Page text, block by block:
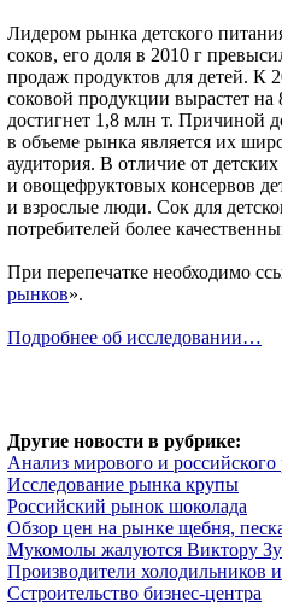
Лидером рынка детского
соков, его доля в 2010 г
продаж продуктов для детей. К
соковой продукции вырастет
достигнет 1,8 млн т. Причиной
в объеме рынка является их
аудитория. В отличие от
и овощефруктовых консервов
и взрослые люди. Сок для
потребителей более
При перепечатке необходимо
рынков».
Подробнее об исследовании…
Другие новости в рубрике:
Анализ мирового и
Исследование рынка крупы
Российский рынок шоколада
Обзор цен на рынке щебня,
Мукомолы жалуются Виктору
Производители холодильников
Сстроительство бизнес-центра